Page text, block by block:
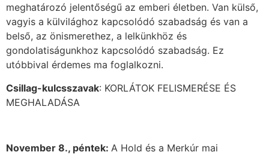
meghatározó jelentőségű az emberi életben. Van külső,
vagyis a külvilághoz kapcsolódó szabadság és van a
belső, az önismerethez, a lelkünkhöz és
gondolatiságunkhoz kapcsolódó szabadság. Ez
utóbbival érdemes ma foglalkozni.
Csillag-kulcsszavak: KORLÁTOK FELISMERÉSE ÉS
MEGHALADÁSA
November 8., péntek: A Hold és a Merkúr mai